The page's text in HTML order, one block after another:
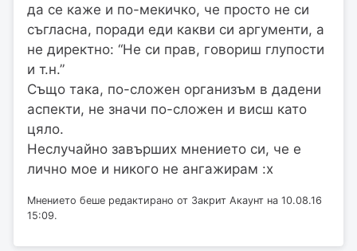
да се каже и по-мекичко, че просто не си
съгласна, поради еди какви си аргументи, а
не директно: “Не си прав, говориш глупости
и т.н.”
Също така, по-сложен организъм в дадени
аспекти, не значи по-сложен и висш като
цяло.
Неслучайно завърших мнението си, че е
лично мое и никого не ангажирам :x
Мнението беше редактирано от Закрит Акаунт на 10.08.16
15:09.